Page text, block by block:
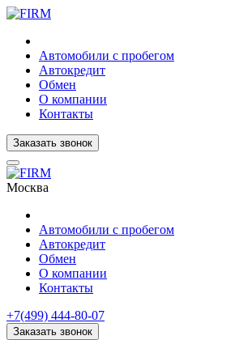
Автомобили с пробегом
Автокредит
Обмен
О компании
Контакты
Заказать звонок
Москва
Автомобили с пробегом
Автокредит
Обмен
О компании
Контакты
+7(499) 444-80-07
Заказать звонок